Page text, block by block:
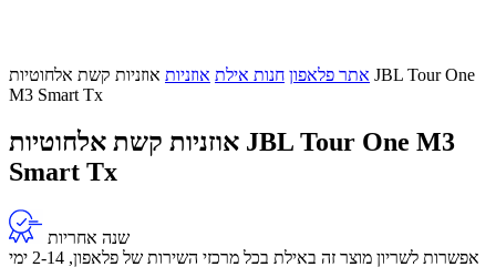
אתר פלאפון חנות אילת אוזניות אוזניות קשת אלחוטיות JBL Tour One
M3 Smart Tx
אוזניות קשת אלחוטיות JBL Tour One M3
Smart Tx
שנה אחריות
אפשרות לשריון מוצר זה באילת בכל מרכזי השירות של פלאפון, 2-14 ימי